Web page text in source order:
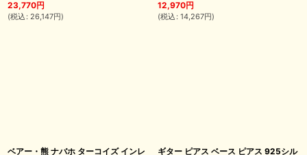
23,770円
(税込 : 26,147円)
12,970円
(税込 : 14,267円)
ベアー・熊 ナバホ ターコイズ インレ
ギター ピアス ベース ピアス 925シル